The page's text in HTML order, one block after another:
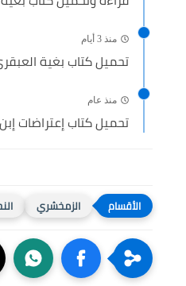
منذ 3 أيام
تحميل كتاب بغية
منذ عام
تحميل كتاب إعتراضات
الزمخشري